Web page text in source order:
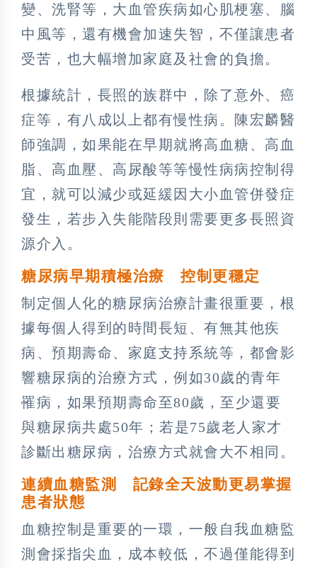
變、洗腎等，大血管疾病如心肌梗塞、腦
中風等，還有機會加速失智，不僅讓患者
受苦，也大幅增加家庭及社會的負擔。
根據統計，長照的族群中，除了意外、癌
症等，有八成以上都有慢性病。陳宏麟醫
師強調，如果能在早期就將高血糖、高血
脂、高血壓、高尿酸等等慢性病病控制得
宜，就可以減少或延緩因大小血管併發症
發生，若步入失能階段則需要更多長照資
源介入。
糖尿病早期積極治療 控制更穩定
制定個人化的糖尿病治療計畫很重要，根
據每個人得到的時間長短、有無其他疾
病、預期壽命、家庭支持系統等，都會影
響糖尿病的治療方式，例如30歲的青年
罹病，如果預期壽命至80歲，至少還要
與糖尿病共處50年；若是75歲老人家才
診斷出糖尿病，治療方式就會大不相同。
連續血糖監測 記錄全天波動更易掌握
患者狀態
血糖控制是重要的一環，一般自我血糖監
測會採指尖血，成本較低，不過僅能得到